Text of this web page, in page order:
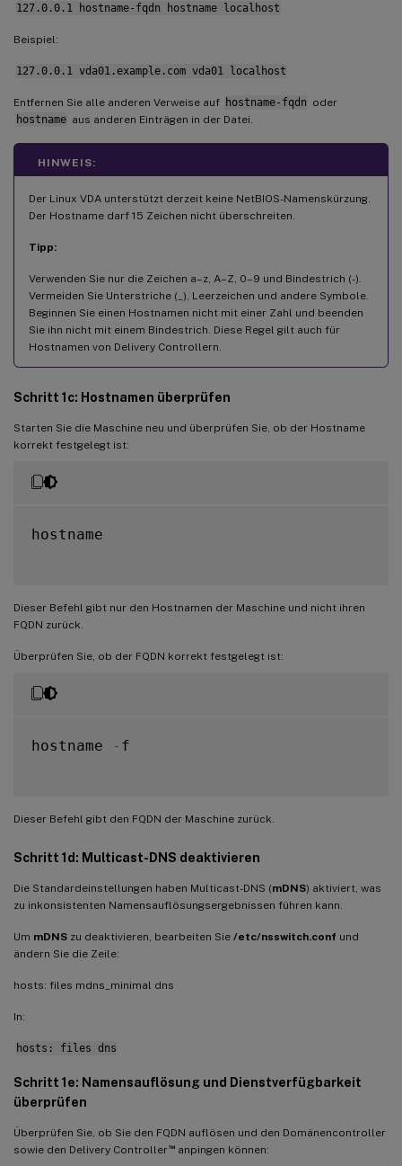
127.0.0.1 hostname-fqdn hostname localhost
Beispiel:
127.0.0.1 vda01.example.com vda01 localhost
Entfernen Sie alle anderen Verweise auf hostname-fqdn oder
hostname aus anderen Einträgen in der Datei.
HINWEIS:
Der Linux VDA unterstützt derzeit keine NetBIOS-Namenskürzung.
Der Hostname darf 15 Zeichen nicht überschreiten.
Tipp:
Verwenden Sie nur die Zeichen a–z, A–Z, 0–9 und Bindestrich (-).
Vermeiden Sie Unterstriche (_), Leerzeichen und andere Symbole.
Beginnen Sie einen Hostnamen nicht mit einer Zahl und beenden
Sie ihn nicht mit einem Bindestrich. Diese Regel gilt auch für
Hostnamen von Delivery Controllern.
Schritt 1c: Hostnamen überprüfen
Starten Sie die Maschine neu und überprüfen Sie, ob der Hostname
korrekt festgelegt ist:
hostname
Dieser Befehl gibt nur den Hostnamen der Maschine und nicht ihren
FQDN zurück.
Überprüfen Sie, ob der FQDN korrekt festgelegt ist:
hostname - f
Dieser Befehl gibt den FQDN der Maschine zurück.
Schritt 1d: Multicast-DNS deaktivieren
Die Standardeinstellungen haben Multicast-DNS (mDNS) aktiviert, was
zu inkonsistenten Namensauflösungsergebnissen führen kann.
Um mDNS zu deaktivieren, bearbeiten Sie /etc/nsswitch.conf und
ändern Sie die Zeile:
hosts: files mdns_minimal dns
In:
hosts: files dns
Schritt 1e: Namensauflösung und Dienstverfügbarkeit
überprüfen
Überprüfen Sie, ob Sie den FQDN auflösen und den Domänencontroller
sowie den Delivery Controller™anpingen können:
Konfigurationsprotokolle
Linux VDA-Software deinstallieren
Schritt 9: XDPing ausführen
Schritt 10: Linux VDA ausführen
Schritt 12: Bereitstellungsgruppen erstellen